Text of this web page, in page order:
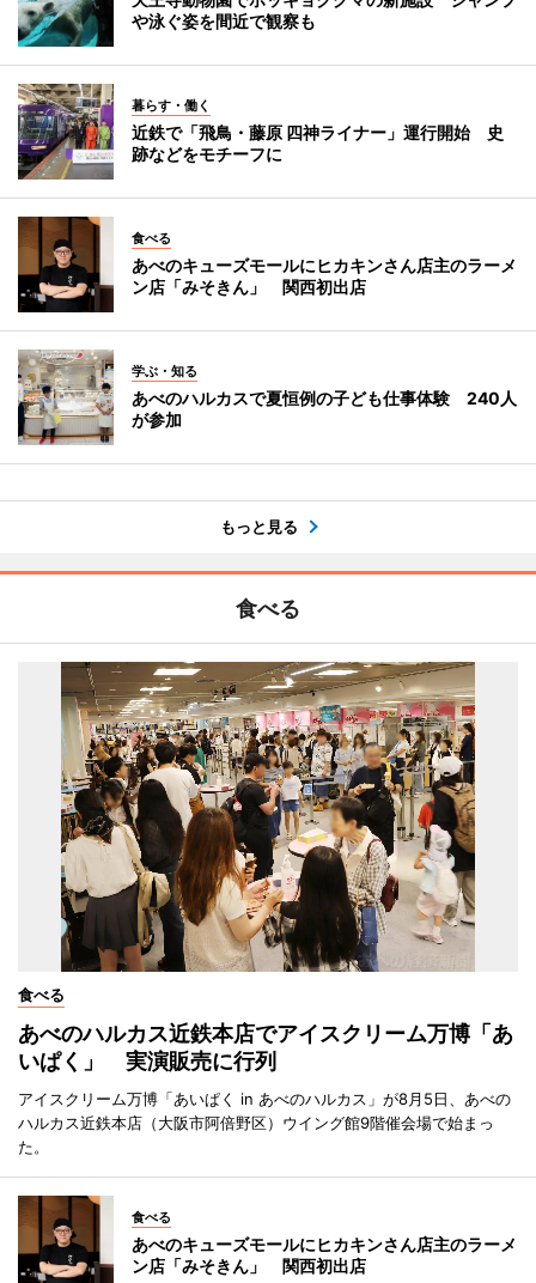
や泳ぐ姿を間近で観察も
暮らす・働く
近鉄で「飛鳥・藤原 四神ライナー」運行開始 史
跡などをモチーフに
食べる
あべのキューズモールにヒカキンさん店主のラーメ
ン店「みそきん」 関西初出店
学ぶ・知る
あべのハルカスで夏恒例の子ども仕事体験 240人
が参加
もっと見る
食べる
食べる
あべのハルカス近鉄本店でアイスクリーム万博「あ
いぱく」 実演販売に行列
アイスクリーム万博「あいぱく in あべのハルカス」が8月5日、あべの
ハルカス近鉄本店（大阪市阿倍野区）ウイング館9階催会場で始まっ
た。
食べる
あべのキューズモールにヒカキンさん店主のラーメ
ン店「みそきん」 関西初出店